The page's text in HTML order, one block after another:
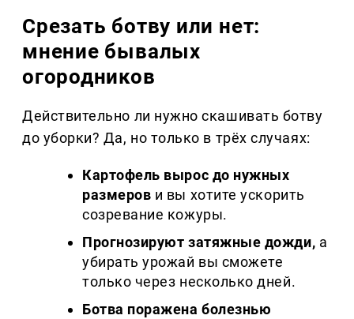
Срезать ботву или нет:
мнение бывалых
огородников
Действительно ли нужно скашивать ботву
до уборки? Да, но только в трёх случаях:
Картофель вырос до нужных
размеров и вы хотите ускорить
созревание кожуры.
Прогнозируют затяжные дожди, а
убирать урожай вы сможете
только через несколько дней.
Ботва поражена болезнью